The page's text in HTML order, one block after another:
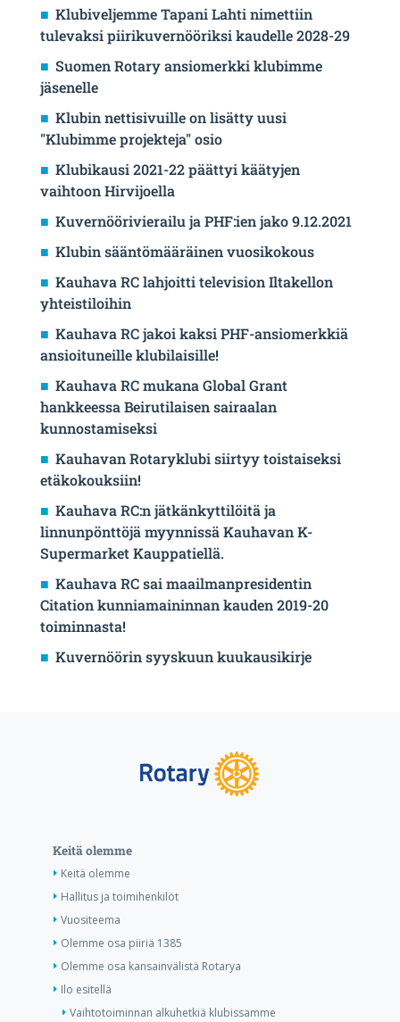
Klubiveljemme Tapani Lahti nimettiin
tulevaksi piirikuvernööriksi kaudelle 2028-29
Suomen Rotary ansiomerkki klubimme
jäsenelle
Klubin nettisivuille on lisätty uusi
"Klubimme projekteja" osio
Klubikausi 2021-22 päättyi käätyjen
vaihtoon Hirvijoella
Kuvernöörivierailu ja PHF:ien jako 9.12.2021
Klubin sääntömääräinen vuosikokous
Kauhava RC lahjoitti television Iltakellon
yhteistiloihin
Kauhava RC jakoi kaksi PHF-ansiomerkkiä
ansioituneille klubilaisille!
Kauhava RC mukana Global Grant
hankkeessa Beirutilaisen sairaalan
kunnostamiseksi
Kauhavan Rotaryklubi siirtyy toistaiseksi
etäkokouksiin!
Kauhava RC:n jätkänkyttilöitä ja
linnunpönttöjä myynnissä Kauhavan K-
Supermarket Kauppatiellä.
Kauhava RC sai maailmanpresidentin
Citation kunniamaininnan kauden 2019-20
toiminnasta!
Kuvernöörin syyskuun kuukausikirje
Keitä olemme
Keitä olemme
Hallitus ja toimihenkilöt
Vuositeema
Olemme osa piiriä 1385
Olemme osa kansainvälistä Rotarya
Ilo esitellä
Vaihtotoiminnan alkuhetkiä klubissamme